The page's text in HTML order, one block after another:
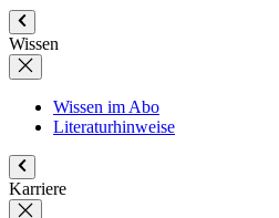
Wissen
Wissen im Abo
Literaturhinweise
Karriere